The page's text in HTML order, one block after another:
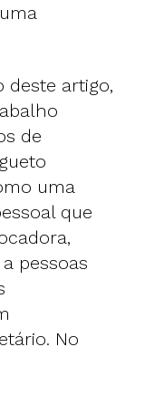
deste artigo,
de
uma
que
pessoas
No